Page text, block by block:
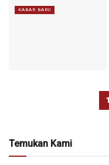
KABAR BARU
1
Temukan Kami